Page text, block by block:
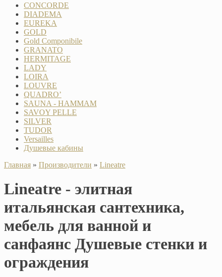
CONCORDE
DIADEMA
EUREKA
GOLD
Gold Componibile
GRANATO
HERMITAGE
LADY
LOIRA
LOUVRE
QUADRO’
SAUNA - HAMMAM
SAVOY PELLE
SILVER
TUDOR
Versailles
Душевые кабины
Главная » Производители » Lineatre
Lineatre - элитная
итальянская сантехника,
мебель для ванной и
санфаянс Душевые стенки и
ограждения